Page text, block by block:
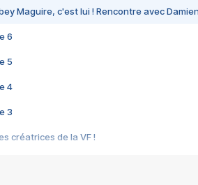
Maguire, c'est lui ! Rencontre avec
6
5
4
3
créatrices de la VF !